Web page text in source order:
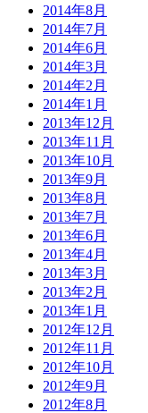
2014年8月
2014年7月
2014年6月
2014年3月
2014年2月
2014年1月
2013年12月
2013年11月
2013年10月
2013年9月
2013年8月
2013年7月
2013年6月
2013年4月
2013年3月
2013年2月
2013年1月
2012年12月
2012年11月
2012年10月
2012年9月
2012年8月